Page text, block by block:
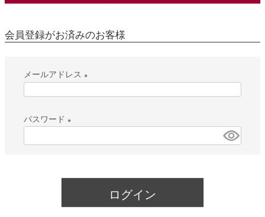
会員登録がお済みのお客様
メールアドレス
(
須
パスワード
ログイン